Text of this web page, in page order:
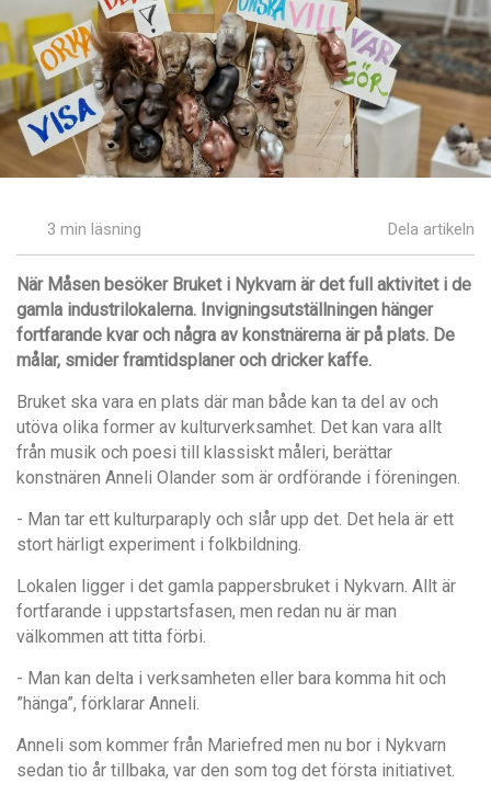
3 min läsning Dela artikeln
När Måsen besöker Bruket i Nykvarn är det full aktivitet i de
gamla industrilokalerna. Invigningsutställningen hänger
fortfarande kvar och några av konstnärerna är på plats. De
målar, smider framtidsplaner och dricker kaffe.
Bruket ska vara en plats där man både kan ta del av och
utöva olika former av kulturverksamhet. Det kan vara allt
från musik och poesi till klassiskt måleri, berättar
konstnären Anneli Olander som är ordförande i föreningen.
- Man tar ett kulturparaply och slår upp det. Det hela är ett
stort härligt experiment i folkbildning.
Lokalen ligger i det gamla pappersbruket i Nykvarn. Allt är
fortfarande i uppstartsfasen, men redan nu är man
välkommen att titta förbi.
- Man kan delta i verksamheten eller bara komma hit och
”hänga”, förklarar Anneli.
Anneli som kommer från Mariefred men nu bor i Nykvarn
sedan tio år tillbaka, var den som tog det första initiativet.